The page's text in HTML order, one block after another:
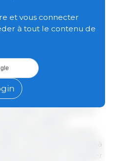
Pour faire face à
propose deux mesures
à acheter
prochaines récoltes.
la Commission
de 540 millions d’euros.
a proposé de
par un apport
d’euros provenant
en plus des fonds déjà
pourront compléter
et vous connecter
à tout le contenu de